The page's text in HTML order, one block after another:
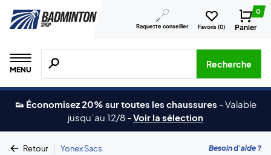
Raquette conseiller Favoris (0)
0
Panier
MENU
Recherche de produits, de marques, etc.
Recherche
👟 Économisez 20% sur toutes les chaussures -Valable
jusqu´au 12/8 -Voir la sélection
Retour | Yonex Sacs Besoin d'aide ?